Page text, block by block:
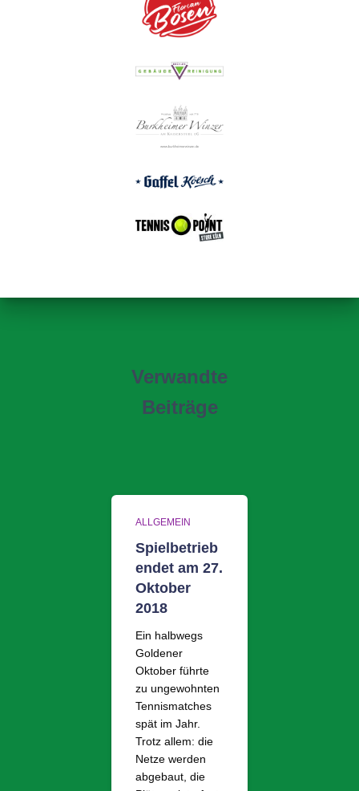
Verwandte
Beiträge
ALLGEMEIN
Spielbetrieb
endet am 27.
Oktober
2018
Ein halbwegs
Goldener
Oktober führte
zu ungewohnten
Tennismatches
spät im Jahr.
Trotz allem: die
Netze werden
abgebaut, die